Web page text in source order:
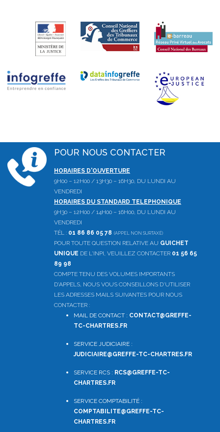
POUR NOUS CONTACTER
HORAIRES D'OUVERTURE
9H00 – 12H00 / 13H30 – 16H30, DU LUNDI AU
VENDREDI
HORAIRES DU STANDARD TELEPHONIQUE
9H30 – 12H00 / 14H00 – 16H00, DU LUNDI AU
VENDREDI
TÉL : 01 86 86 05 78 (APPEL NON SURTAXÉ)
POUR TOUTE QUESTION RELATIVE AU GUICHET
UNIQUE DE L'INPI, VEUILLEZ CONTACTER 01 56 65
89 98
COMPTE TENU DES VOLUMES IMPORTANTS
D'APPELS, NOUS VOUS CONSEILLONS D'UTILISER
LES ADRESSES MAILS SUIVANTES POUR NOUS
CONTACTER :
MAIL DE CONTACT : CONTACT@GREFFE-
TC-CHARTRES.FR
SERVICE JUDICIAIRE :
JUDICIAIRE@GREFFE-TC-CHARTRES.FR
SERVICE RCS : RCS@GREFFE-TC-
CHARTRES.FR
SERVICE COMPTABILITÉ :
COMPTABILITE@GREFFE-TC-
CHARTRES.FR